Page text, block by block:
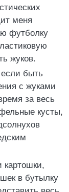
меня
футболку
жуков.
быть
с жуками
за весь
кусты,
картошки,
в бутылку